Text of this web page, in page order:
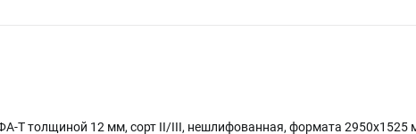
Т толщиной 12 мм, сорт II/III, нешлифованная, формата 2950х1525